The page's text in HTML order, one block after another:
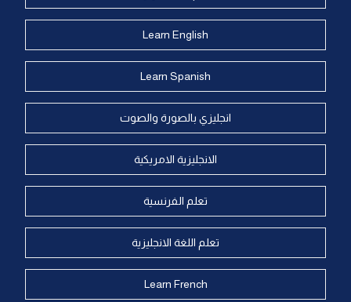
Learn English
Learn Spanish
انجليزي بالصورة والصوت
الانجليزية الامريكية
تعلم الفرنسية
تعلم اللغة الانجليزية
Learn French